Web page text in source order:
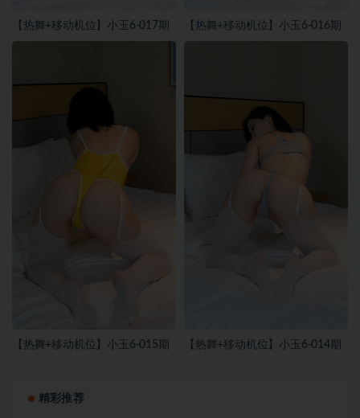
【热舞+移动机位】小玉6-017期 【热舞+移动机位】小玉6-016期
【热舞+移动机位】小玉6-015期 【热舞+移动机位】小玉6-014期
精彩推荐